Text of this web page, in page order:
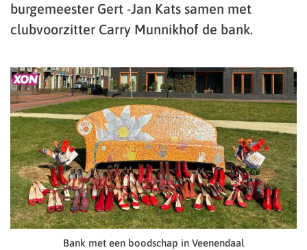
burgemeester Gert -Jan Kats samen met
clubvoorzitter Carry Munnikhof de bank.
Bank met een boodschap in Veenendaal